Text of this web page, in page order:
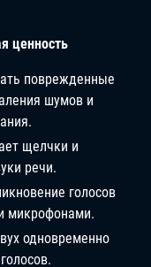
ценность
поврежденные
шумов и
щелчки и
речи.
голосов
микрофонами.
одновременно